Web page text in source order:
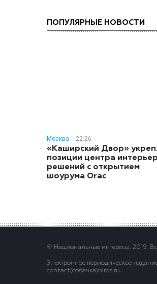
ПОПУЛЯРНЫЕ НОВОСТИ
Москва 22:26
«Каширский Двор»
позиции центра
решений с открытием
шоурума Orac
© Национальные интересы, 2019.
Электронное периодическое
contact(сoбaчка)niros.ru